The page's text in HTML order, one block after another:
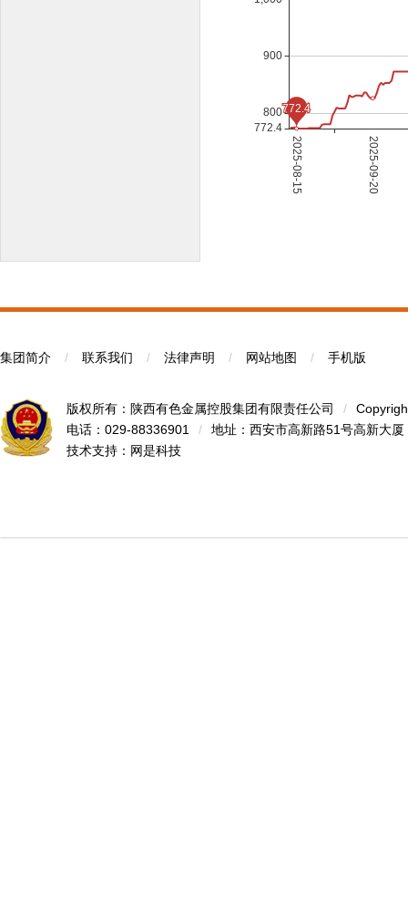
集团简介 / 联系我们 / 法律声明 / 网站地图 / 手机版
版权所有：陕西有色金属控股集团有限责任公司 /
电话：029-88336901
/
地址：西安市高新路51号高新大厦
技术支持： 网是科技